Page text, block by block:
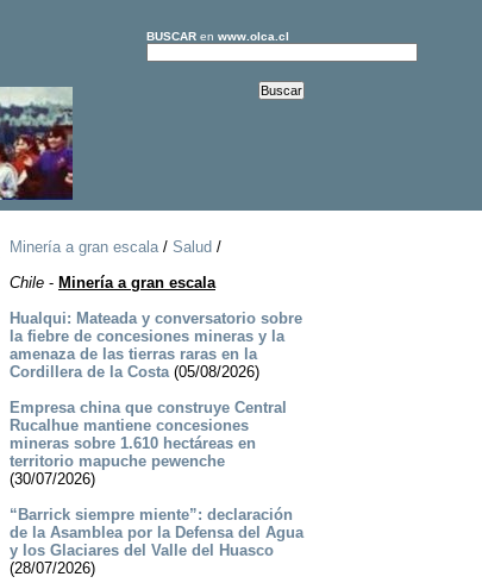
BUSCARen www.olca.cl
Minería a gran escala/ Salud /
Chile- Minería a gran escala
Hualqui: Mateada y conversatorio sobre
la fiebre de concesiones mineras y la
amenaza de las tierras raras en la
Cordillera de la Costa(05/08/2026)
Empresa china que construye Central
Rucalhue mantiene concesiones
mineras sobre 1.610 hectáreas en
territorio mapuche pewenche
(30/07/2026)
“Barrick siempre miente”: declaración
de la Asamblea por la Defensa del Agua
y los Glaciares del Valle del Huasco
(28/07/2026)